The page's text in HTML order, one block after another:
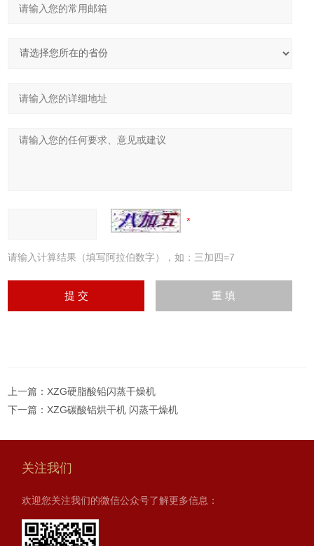
请输入计算结果（填写阿拉伯数字），如：三加四=7
上一篇： XZG硬脂酸铅闪蒸干燥机
下一篇： XZG碳酸铝烘干机 闪蒸干燥机
关注我们
欢迎您关注我们的微信公众号了解更多信息：